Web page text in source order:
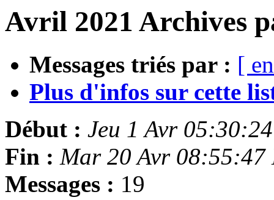
Avril 2021 Archives
Messages triés par : [
Plus d'infos sur cette
Début : Jeu 1 Avr
Fin : Mar 20 Avr 08:55:47
Messages : 19